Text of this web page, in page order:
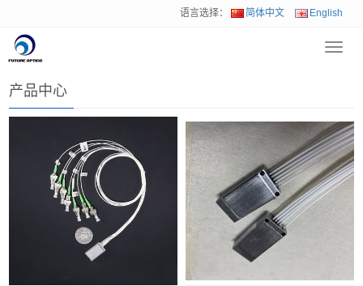
语言选择： 简体中文 English
首页
产品中心